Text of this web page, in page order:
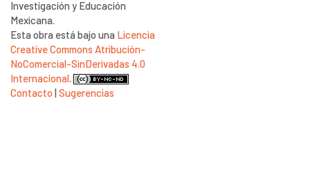
Investigación y Educación
Mexicana.
Esta obra está bajo una Licencia
Creative Commons Atribución-
NoComercial-SinDerivadas 4.0
Internacional
Contacto |Sugerencias